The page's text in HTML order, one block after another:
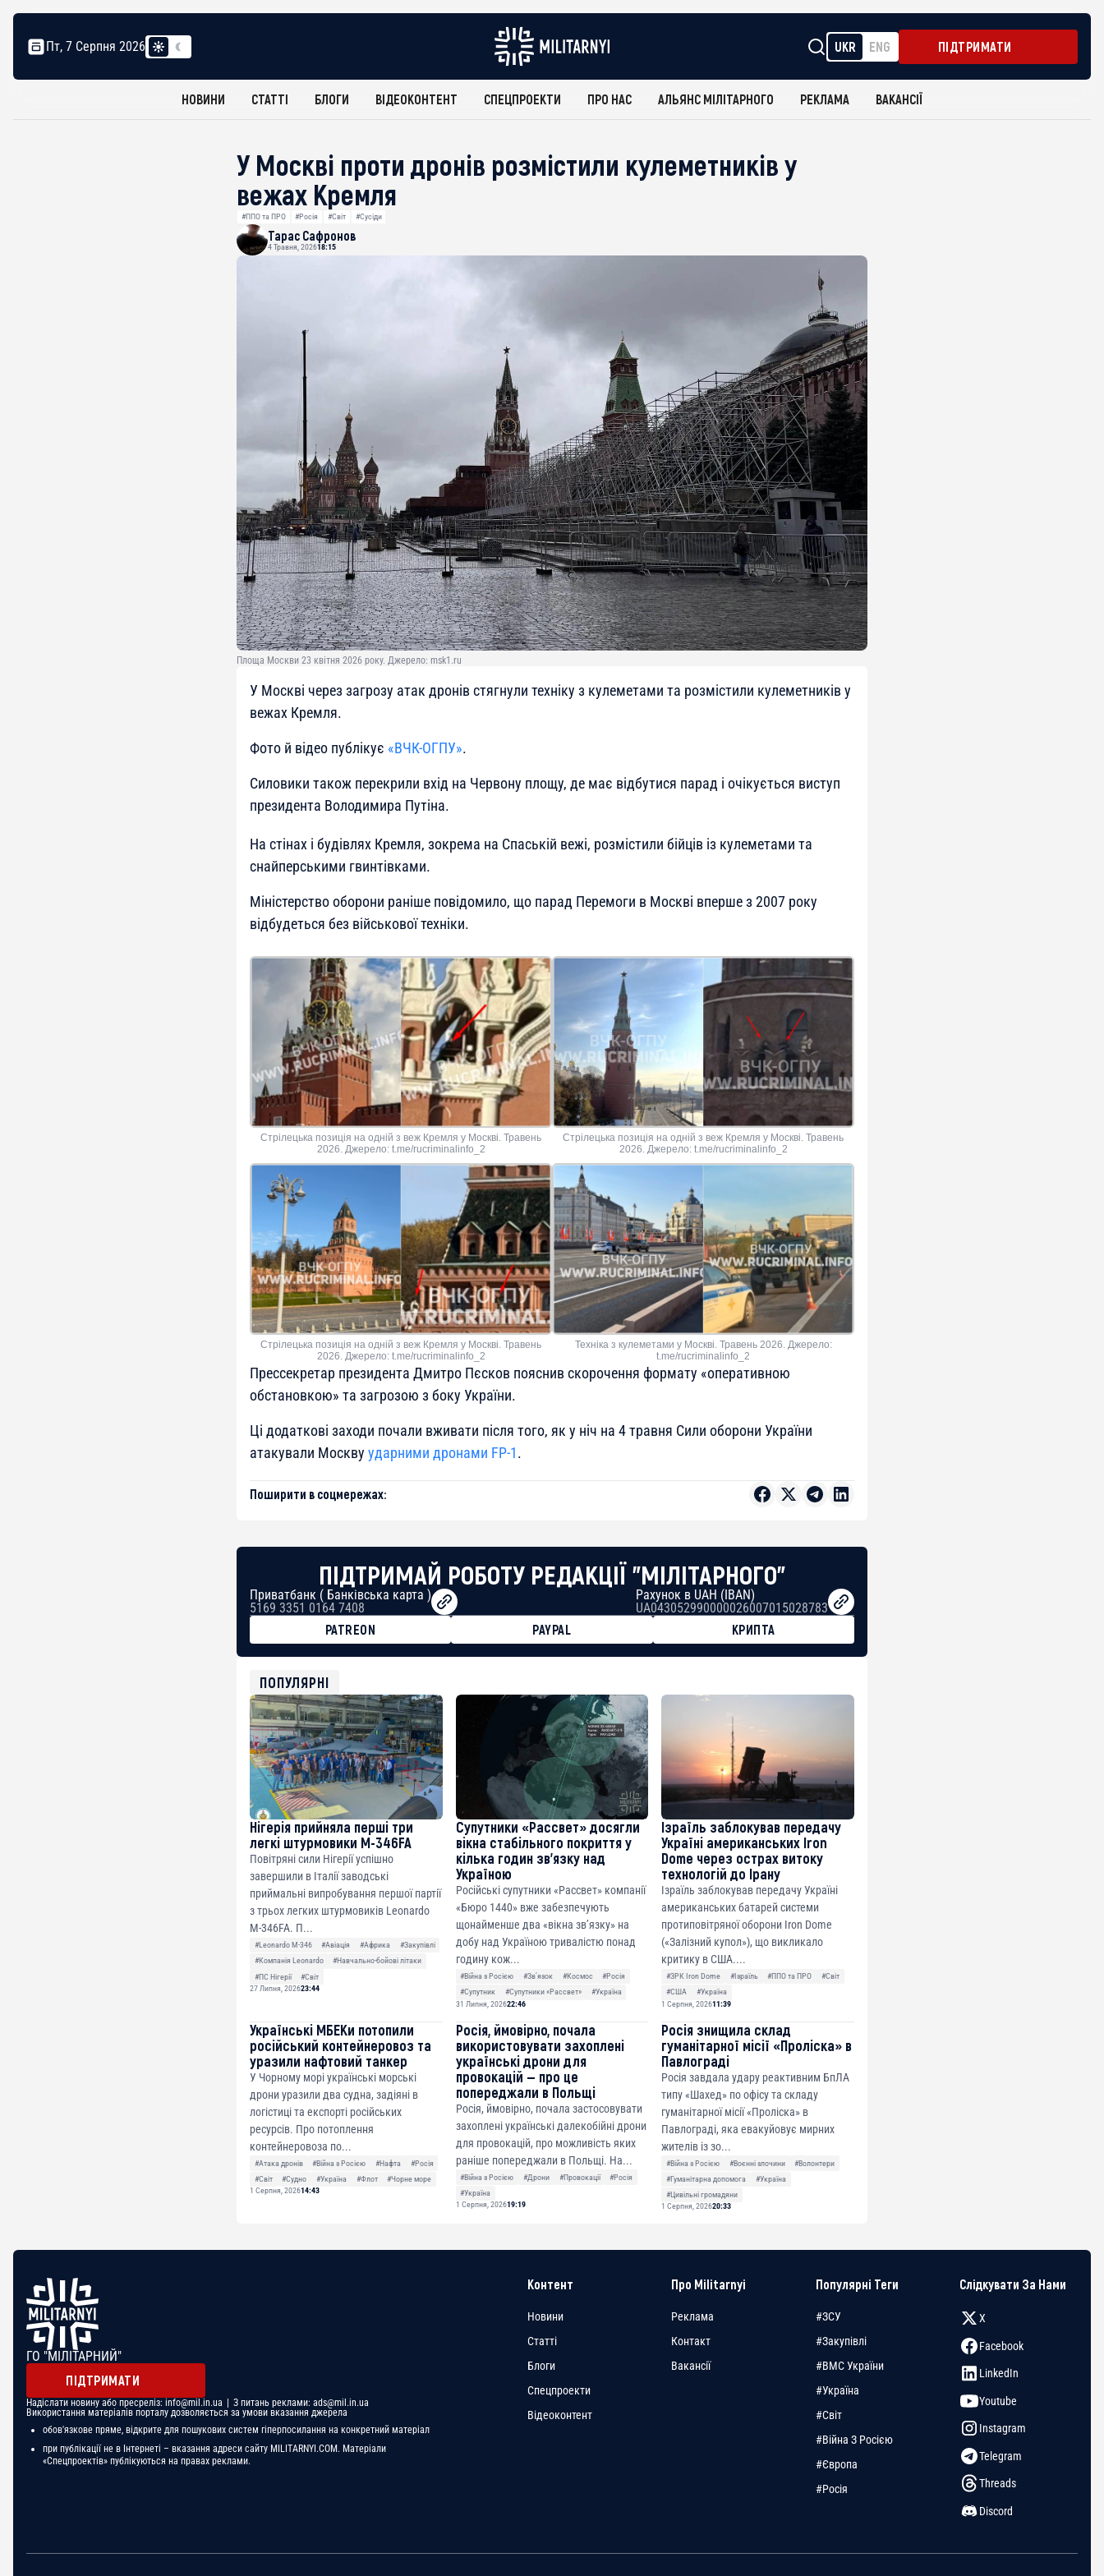
Пт, 7 Серпня 2026 UKR ENG ПІДТРИМАТИ
НОВИНИ СТАТТІ БЛОГИ ВІДЕОКОНТЕНТ СПЕЦПРОЕКТИ ПРО НАС АЛЬЯНС МІЛІТАРНОГО РЕКЛАМА ВАКАНСІЇ
У Москві проти дронів розмістили кулеметників у
вежах Кремля
#ППО та ПРО #Росія #Світ #Сусіди
Тарас Сафронов
4 Травня, 202618:15
Площа Москви 23 квітня 2026 року. Джерело: msk1.ru
У Москві через загрозу атак дронів стягнули техніку з кулеметами та розмістили кулеметників у
вежах Кремля.
Фото й відео публікує «ВЧК-ОГПУ».
Силовики також перекрили вхід на Червону площу, де має відбутися парад і очікується виступ
президента Володимира Путіна.
На стінах і будівлях Кремля, зокрема на Спаській вежі, розмістили бійців із кулеметами та
снайперськими гвинтівками.
Міністерство оборони раніше повідомило, що парад Перемоги в Москві вперше з 2007 року
відбудеться без військової техніки.
Стрілецька позиція на одній з веж Кремля у Москві. Травень
2026. Джерело: t.me/rucriminalinfo_2
Стрілецька позиція на одній з веж Кремля у Москві. Травень
2026. Джерело: t.me/rucriminalinfo_2
Стрілецька позиція на одній з веж Кремля у Москві. Травень
2026. Джерело: t.me/rucriminalinfo_2
Техніка з кулеметами у Москві. Травень 2026. Джерело:
t.me/rucriminalinfo_2
Прессекретар президента Дмитро Пєсков пояснив скорочення формату «оперативною
обстановкою» та загрозою з боку України.
Ці додаткові заходи почали вживати після того, як у ніч на 4 травня Сили оборони України
атакували Москву ударними дронами FP-1.
Поширити в соцмережах:
ПІДТРИМАЙ РОБОТУ РЕДАКЦІЇ "МІЛІТАРНОГО"
Приватбанк ( Банківська карта )
5169 3351 0164 7408
Рахунок в UAH (IBAN)
UA043052990000026007015028783
PATREON
PAYPAL
КРИПТА
USDT
0x8676644fA7B6d328310283cAC1065Ae01d97CEe7
ETH
0xfD02863D3289416fcF50975c9DFda13623f97758
ПОПУЛЯРНІ
Нігерія прийняла перші три
легкі штурмовики M-346FA
Повітряні сили Нігерії успішно
завершили в Італії заводські
приймальні випробування першої партії
з трьох легких штурмовиків Leonardo
M-346FA. П...
#Leonardo M-346 #Авіація #Африка
#Закупівлі
#Компанія Leonardo
#Навчально-бойові літаки
#ПС Нігерії
#Світ
27 Липня, 202623:44
Супутники «Рассвет» досягли
вікна стабільного покриття у
кілька годин зв’язку над
Україною
Російські супутники «Рассвет» компанії
«Бюро 1440» вже забезпечують
щонайменше два «вікна зв’язку» на
добу над Україною тривалістю понад
годину кож...
#Війна з Росією #Звʼязок #Космос
#Росія
#Супутник
#Супутники «Рассвет»
#Україна
31 Липня, 202622:46
Ізраїль заблокував передачу
Україні американських Iron
Dome через острах витоку
технологій до Ірану
Ізраїль заблокував передачу Україні
американських батарей системи
протиповітряної оборони Iron Dome
(«Залізний купол»), що викликало
критику в США....
#ЗРК Iron Dome #Ізраїль #ППО та ПРО
#Світ
#США
#Україна
1 Серпня, 202611:39
Українські МБЕКи потопили
російський контейнеровоз та
уразили нафтовий танкер
У Чорному морі українські морські
дрони уразили два судна, задіяні в
логістиці та експорті російських
ресурсів. Про потоплення
контейнеровоза по...
#Атака дронів #Війна з Росією #Нафта
#Росія
#Світ
#Судно #Україна #Флот
#Чорне море
1 Серпня, 202614:43
Росія, ймовірно, почала
використовувати захоплені
українські дрони для
провокацій — про це
попереджали в Польщі
Росія, ймовірно, почала застосовувати
захоплені українські далекобійні дрони
для провокацій, про можливість яких
раніше попереджали в Польщі. На...
#Війна з Росією #Дрони #Провокації
#Росія
#Україна
1 Серпня, 202619:19
Росія знищила склад
гуманітарної місії «Проліска» в
Павлограді
Росія завдала удару реактивним БпЛА
типу «Шахед» по офісу та складу
гуманітарної місії «Проліска» в
Павлограді, яка евакуйовує мирних
жителів із зо...
#Війна з Росією #Воєнні злочини
#Волонтери
#Гуманітарна допомога
#Україна
#Цивільні громадяни
1 Серпня, 202620:33
ГО "МІЛІТАРНИЙ"
ПІДТРИМАТИ
Надіслати новину або пресреліз: info@mil.in.ua | З питань реклами: ads@mil.in.ua
Використання матеріалів порталу дозволяється за умови вказання джерела
обов'язкове пряме, відкрите для пошукових систем гіперпосилання на конкретний матеріал
при публікації не в Інтернеті – вказання адреси сайту MILITARNYI.COM. Матеріали
«Спецпроектів» публікуються на правах реклами.
Контент
Новини
Статті
Блоги
Спецпроекти
Відеоконтент
Про Militarnyi
Реклама
Контакт
Вакансії
Популярні Теги
#ЗСУ
#Закупівлі
#ВМС України
#Україна
#Світ
#Війна З Росією
#Європа
#Росія
Слідкувати За Нами
X
Facebook
LinkedIn
Youtube
Instagram
Telegram
Threads
Discord